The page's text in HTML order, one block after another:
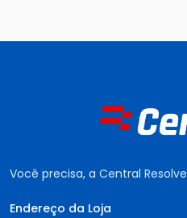
Você precisa, a Central Resolve
Endereço da Loja